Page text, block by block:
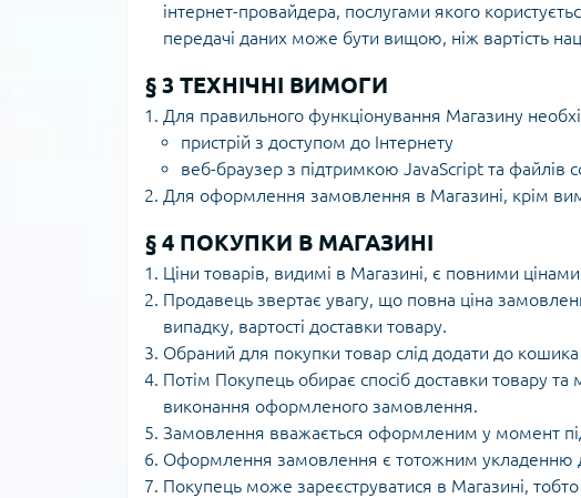
інтернет-провайдера, послугами якого
передачі даних може бути вищою, ніж вартість
§ 3 ТЕХНІЧНІ ВИМОГИ
Для правильного функціонування Магазину
пристрій з доступом до Інтернету
веб-браузер з підтримкою JavaScript та файлів
Для оформлення замовлення в Магазині, крім
§ 4 ПОКУПКИ В МАГАЗИНІ
Ціни товарів, видимі в Магазині, є повними
Продавець звертає увагу, що повна ціна
випадку, вартості доставки товару.
Обраний для покупки товар слід додати до кошика
Потім Покупець обирає спосіб доставки товару
виконання оформленого замовлення.
Замовлення вважається оформленим у момент
Оформлення замовлення є тотожним укладенню
Покупець може зареєструватися в Магазині,